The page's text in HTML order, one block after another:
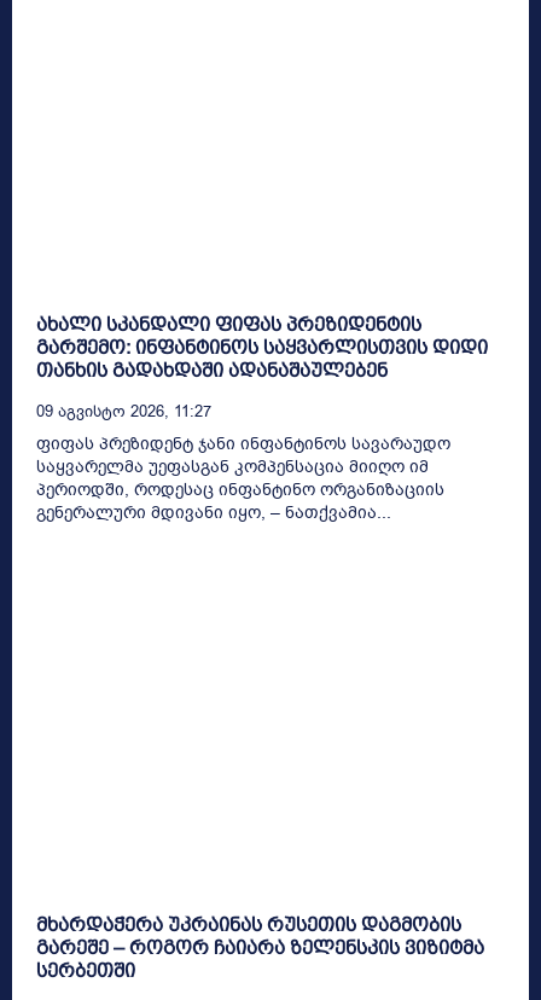
ახალი სკანდალი ფიფას პრეზიდენტის
გარშემო: ინფანტინოს საყვარლისთვის დიდი
თანხის გადახდაში ადანაშაულებენ
09 Აგვისტო 2026, 11:27
ფიფას პრეზიდენტ ჯანი ინფანტინოს სავარაუდო
საყვარელმა უეფასგან კომპენსაცია მიიღო იმ
პერიოდში, როდესაც ინფანტინო ორგანიზაციის
გენერალური მდივანი იყო, – ნათქვამია...
მხარდაჭერა უკრაინას რუსეთის დაგმობის
გარეშე – როგორ ჩაიარა ზელენსკის ვიზიტმა
სერბეთში